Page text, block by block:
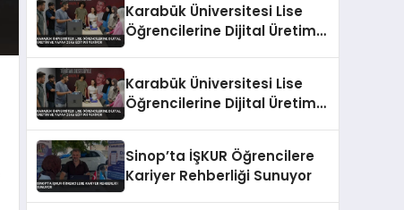
Karabük Üniversitesi Lise
Öğrencilerine Dijital Üretim
Karabük Üniversitesi Lise
Öğrencilerine Dijital Üretim
Sinop’ta İŞKUR Öğrencilere
Kariyer Rehberliği Sunuyor